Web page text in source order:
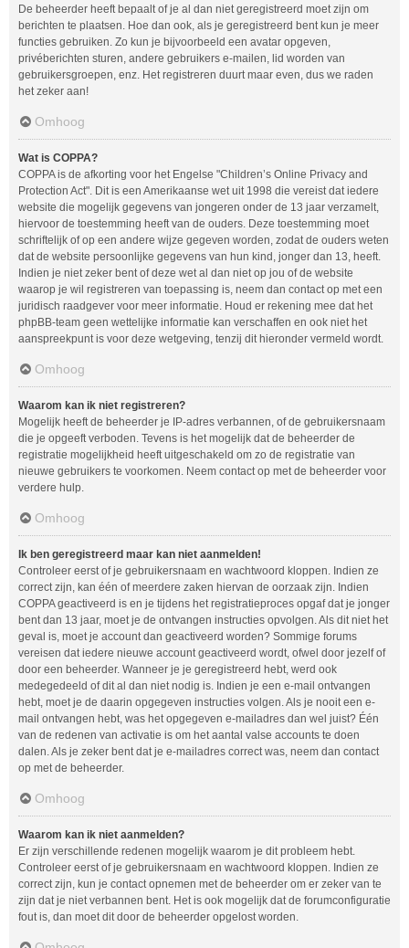
De beheerder heeft bepaalt of je al dan niet geregistreerd moet zijn om
berichten te plaatsen. Hoe dan ook, als je geregistreerd bent kun je meer
functies gebruiken. Zo kun je bijvoorbeeld een avatar opgeven,
privéberichten sturen, andere gebruikers e-mailen, lid worden van
gebruikersgroepen, enz. Het registreren duurt maar even, dus we raden
het zeker aan!
Omhoog
Wat is COPPA?
COPPA is de afkorting voor het Engelse "Children’s Online Privacy and
Protection Act". Dit is een Amerikaanse wet uit 1998 die vereist dat iedere
website die mogelijk gegevens van jongeren onder de 13 jaar verzamelt,
hiervoor de toestemming heeft van de ouders. Deze toestemming moet
schriftelijk of op een andere wijze gegeven worden, zodat de ouders weten
dat de website persoonlijke gegevens van hun kind, jonger dan 13, heeft.
Indien je niet zeker bent of deze wet al dan niet op jou of de website
waarop je wil registreren van toepassing is, neem dan contact op met een
juridisch raadgever voor meer informatie. Houd er rekening mee dat het
phpBB-team geen wettelijke informatie kan verschaffen en ook niet het
aanspreekpunt is voor deze wetgeving, tenzij dit hieronder vermeld wordt.
Omhoog
Waarom kan ik niet registreren?
Mogelijk heeft de beheerder je IP-adres verbannen, of de gebruikersnaam
die je opgeeft verboden. Tevens is het mogelijk dat de beheerder de
registratie mogelijkheid heeft uitgeschakeld om zo de registratie van
nieuwe gebruikers te voorkomen. Neem contact op met de beheerder voor
verdere hulp.
Omhoog
Ik ben geregistreerd maar kan niet aanmelden!
Controleer eerst of je gebruikersnaam en wachtwoord kloppen. Indien ze
correct zijn, kan één of meerdere zaken hiervan de oorzaak zijn. Indien
COPPA geactiveerd is en je tijdens het registratieproces opgaf dat je jonger
bent dan 13 jaar, moet je de ontvangen instructies opvolgen. Als dit niet het
geval is, moet je account dan geactiveerd worden? Sommige forums
vereisen dat iedere nieuwe account geactiveerd wordt, ofwel door jezelf of
door een beheerder. Wanneer je je geregistreerd hebt, werd ook
medegedeeld of dit al dan niet nodig is. Indien je een e-mail ontvangen
hebt, moet je de daarin opgegeven instructies volgen. Als je nooit een e-
mail ontvangen hebt, was het opgegeven e-mailadres dan wel juist? Één
van de redenen van activatie is om het aantal valse accounts te doen
dalen. Als je zeker bent dat je e-mailadres correct was, neem dan contact
op met de beheerder.
Omhoog
Waarom kan ik niet aanmelden?
Er zijn verschillende redenen mogelijk waarom je dit probleem hebt.
Controleer eerst of je gebruikersnaam en wachtwoord kloppen. Indien ze
correct zijn, kun je contact opnemen met de beheerder om er zeker van te
zijn dat je niet verbannen bent. Het is ook mogelijk dat de forumconfiguratie
fout is, dan moet dit door de beheerder opgelost worden.